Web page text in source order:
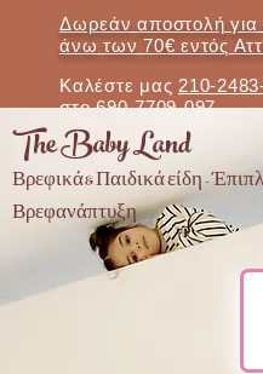
Δωρεάν αποστολή για
άνω των 70€ εντός
Καλέστε μας 210-
στο690-7709-097
The Baby Land
Βρεφικά & Παιδικά είδη -
Βρεφανάπτυξη